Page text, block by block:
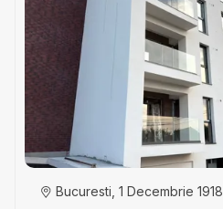
Bucuresti, 1 Decembrie 1918